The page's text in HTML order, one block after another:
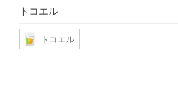
トコエル
トコエル